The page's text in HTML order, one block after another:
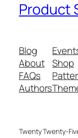
Product
Blog
About
FAQs
Authors
Shop
Twenty Twenty-